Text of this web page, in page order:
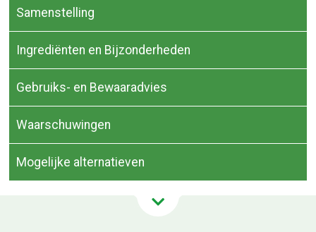
Samenstelling
Ingrediënten en Bijzonderheden
Gebruiks- en Bewaaradvies
Waarschuwingen
Mogelijke alternatieven